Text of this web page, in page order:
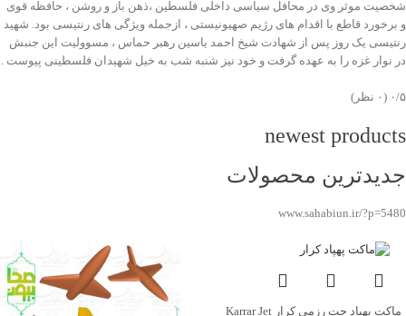
شخصیت موثر وى در محافل سیاسی داخلی فلسطین ،ذهن باز و روشن ، حافظه قوى
و برخورد قاطع با اقدام هاى رژیم صهیونیستی ، ازجمله ویژگی هاى رنتیسی بود. شهید
رنتیسی یک روز پس از شهادت شیخ احمد یاسین رهبر حماس ، مسوولیت این جنبش
در نوار غزه را به عهده گرفت و خود نیز شنبه شب به خیل شهیدان فلسطینی پیوست .
‫۰/۵ ‫(۰ نظر)
newest products
جدیدترین محصولات
www.sahabiun.ir/?p=5480
ماکت پهپاد جت رزمی کرار Karrar Jet